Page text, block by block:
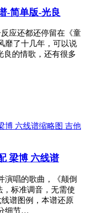
-简单版-光良
应还都还停留在《童
靡了十几年，可以说
良的情歌，还有很多
吉他
梁博 六线谱
演唱的歌曲，《颠倒
标准调音，无需使
谱图例，本谱还原
细节…